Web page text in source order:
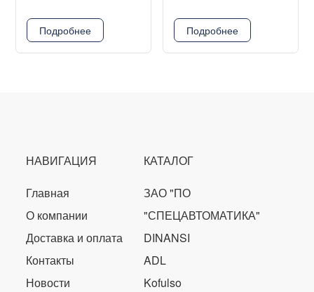
Подробнее Подробнее
НАВИГАЦИЯ
Главная
О компании
Доставка и оплата
Контакты
Новости
КАТАЛОГ
ЗАО "ПО
"СПЕЦАВТОМАТИКА"
DINANSI
ADL
Kofulso